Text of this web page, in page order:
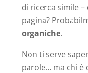
di ricerca simile
pagina?
organiche.
Non ti serve
parole… ma chi è